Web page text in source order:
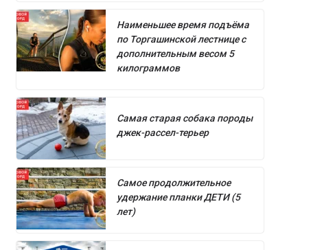
Наименьшее время подъёма
по Торгашинской лестнице с
дополнительным весом 5
килограммов
Самая старая собака породы
джек-рассел-терьер
Самое продолжительное
удержание планки ДЕТИ (5
лет)